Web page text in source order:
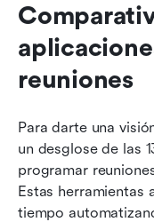
reuniones
Para darte una
un desglose de las
programar
Estas herramientas
tiempo